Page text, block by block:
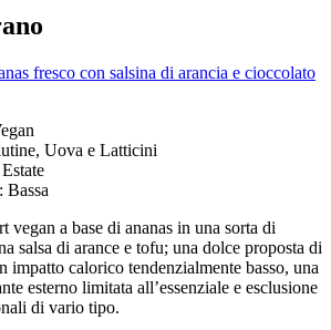
fresco con salsina di arancia e cioccolato
Uova e Latticini
Estate
Bassa
vegan a base di ananas in una sorta di
salsa di arance e tofu; una dolce proposta di
impatto calorico tendenzialmente basso, una
esterno limitata all’essenziale e esclusione
di vario tipo.